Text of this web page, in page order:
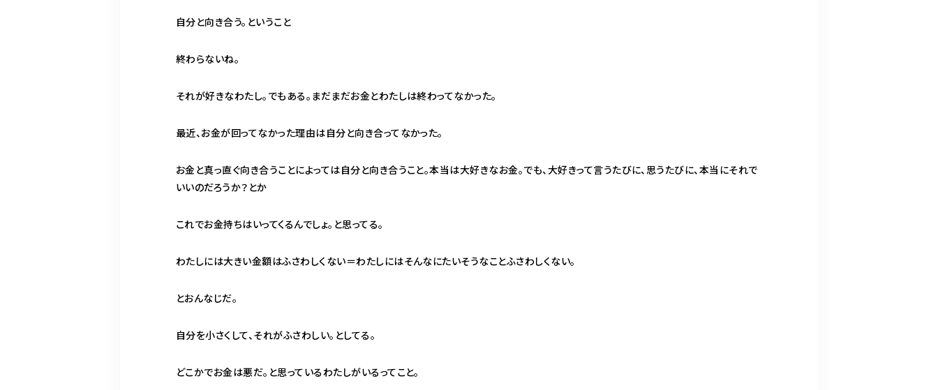
自分と向き合う。ということ
終わらないね。
それが好きなわたし。でもある。まだまだお金とわたしは終わってなかった。
最近、お金が回ってなかった理由は自分と向き合ってなかった。
お金と真っ直ぐ向き合うことによっては自分と向き合うこと。本当は大好きなお金。でも、大好きって言うたびに、思うたびに、本当にそれで
いいのだろうか？とか
これでお金持ちはいってくるんでしょ。と思ってる。
わたしには大きい金額はふさわしくない＝わたしにはそんなにたいそうなことふさわしくない。
とおんなじだ。
自分を小さくして、それがふさわしい。としてる。
どこかでお金は悪だ。と思っているわたしがいるってこと。